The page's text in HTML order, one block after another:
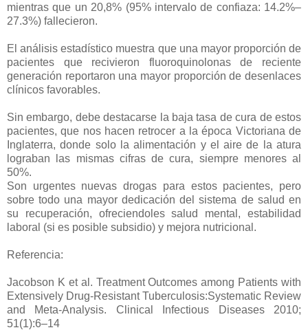
mientras que un 20,8% (95% intervalo de confiaza: 14.2%–
27.3%) fallecieron.
El análisis estadístico muestra que una mayor proporción de
pacientes que recivieron fluoroquinolonas de reciente
generación reportaron una mayor proporción de desenlaces
clínicos favorables.
Sin embargo, debe destacarse la baja tasa de cura de estos
pacientes, que nos hacen retrocer a la época Victoriana de
Inglaterra, donde solo la alimentación y el aire de la atura
lograban las mismas cifras de cura, siempre menores al
50%.
Son urgentes nuevas drogas para estos pacientes, pero
sobre todo una mayor dedicación del sistema de salud en
su recuperación, ofreciendoles salud mental, estabilidad
laboral (si es posible subsidio) y mejora nutricional.
Referencia:
Jacobson K et al. Treatment Outcomes among Patients with
Extensively Drug-Resistant Tuberculosis:Systematic Review
and Meta-Analysis. Clinical Infectious Diseases 2010;
51(1):6–14